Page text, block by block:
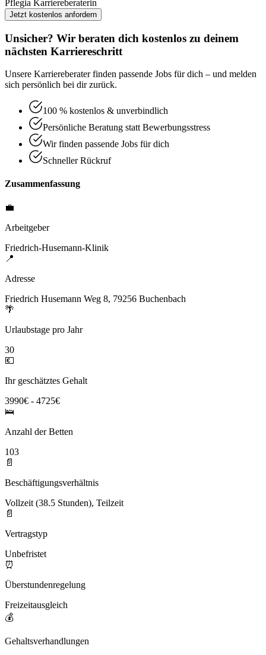
Pflegia Karriereberaterin
Jetzt kostenlos anfordern
Unsicher? Wir beraten dich kostenlos zu deinem
nächsten Karriereschritt
Unsere Karriereberater finden passende Jobs für dich – und melden
sich persönlich bei dir zurück.
100 % kostenlos & unverbindlich
Persönliche Beratung statt Bewerbungsstress
Wir finden passende Jobs für dich
Schneller Rückruf
Zusammenfassung
💼
Arbeitgeber
Friedrich-Husemann-Klinik
📍
Adresse
Friedrich Husemann Weg 8, 79256 Buchenbach
🌴
Urlaubstage pro Jahr
30
💶
Ihr geschätztes Gehalt
3990€ - 4725€
🛌
Anzahl der Betten
103
📄
Beschäftigungsverhältnis
Vollzeit (38.5 Stunden), Teilzeit
📄
Vertragstyp
Unbefristet
⏰
Überstundenregelung
Freizeitausgleich
💰
Gehaltsverhandlungen